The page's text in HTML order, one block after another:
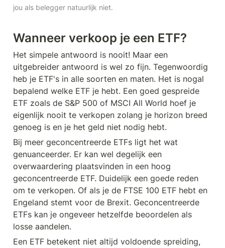
jou als belegger natuurlijk niet.
Wanneer verkoop je een ETF?
Het simpele antwoord is nooit! Maar een
uitgebreider antwoord is wel zo fijn. Tegenwoordig
heb je ETF's in alle soorten en maten. Het is nogal
bepalend welke ETF je hebt. Een goed gespreide
ETF zoals de S&P 500 of MSCI All World hoef je
eigenlijk nooit te verkopen zolang je horizon breed
genoeg is en je het geld niet nodig hebt.
Bij meer geconcentreerde ETFs ligt het wat
genuanceerder. Er kan wel degelijk een
overwaardering plaatsvinden in een hoog
geconcentreerde ETF. Duidelijk een goede reden
om te verkopen. Of als je de FTSE 100 ETF hebt en
Engeland stemt voor de Brexit. Geconcentreerde
ETFs kan je ongeveer hetzelfde beoordelen als
losse aandelen.
Een ETF betekent niet altijd voldoende spreiding,